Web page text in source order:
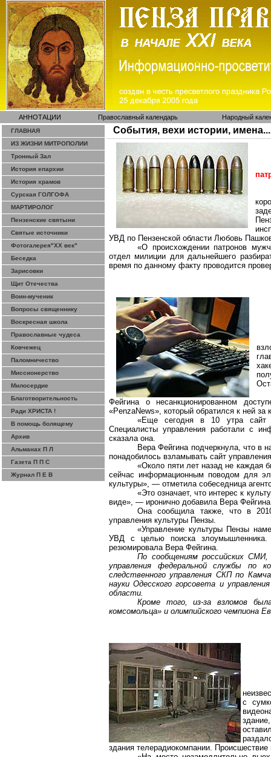
АННОТАЦИИ Православный календарь Народный
ГЛАВНАЯ
ИЗ ЖИЗНИ МИТРОПОЛИИ
Тронный Зал
История епархии
История храмов
Сурская ГОЛГОФА
МАРТИРОЛОГ
Пензенские святыни
Святые источники
Фотогалерея"ХХ век"
Беседка
Зарисовки
Щит Отечества
Воин-мученик
Вопросы священнику
Воскресная школа
Православные чудеса
Ковчежец
Паломничество
Миссионерство
Милосердие
Благотворительность
Ради ХРИСТА !
В помощь болящему
Архив
Альманах П Л
Газета П П С
Журнал П Е В
События, вехи истории, имена...
УВД по Пензенской области Любовь
«О происхождении патронов
отдел милиции для дальнейшего
время по данному факту проводится
Фейгинао несанкционированном
«PenzaNews», который обратился к ней
«Еще сегодня в 10 утра сайт
Специалисты управления работали с
сказала она.
ВераФейгинаподчеркнула, что в
понадобилось взламывать сайт
«Около пяти лет назад не каждая
сейчас информационным поводом для
культуры», — отметила собеседница
«Это означает, что интерес к
виде», — иронично добавила Вера Фейгина
Она сообщила также, что в
управления культуры Пензы.
«Управление культуры Пензы
УВД с целью поиска злоумышленника.
резюмировала Вера Фейгина.
По сообщениям российских СМИ,
управления федеральной службы по
следственного управления СКП по
науки Одесского горсовета и
области.
Кроме того, из-за взломов
комсомольца» и олимпийского чемпиона
с
здания телерадиокомпании.